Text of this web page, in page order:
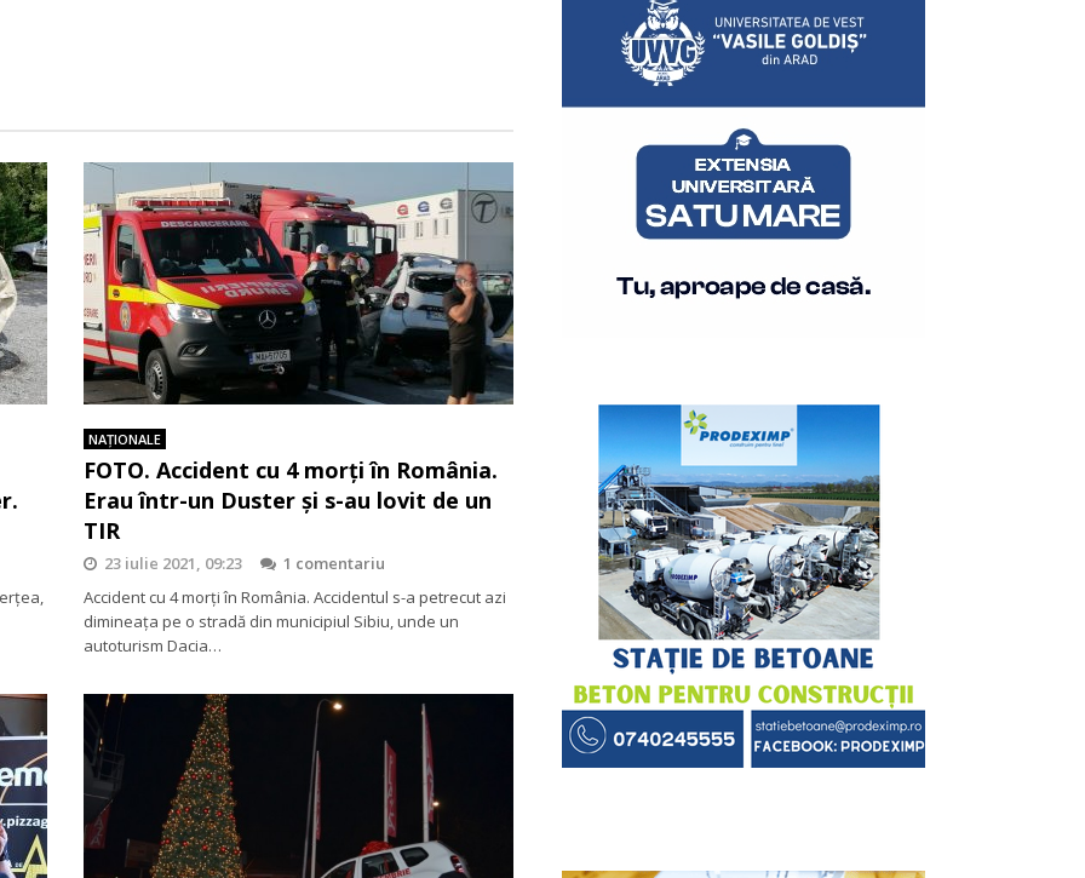
NAŢIONALE
FOTO. Accident cu 4 morţi în România.
Erau într-un Duster şi s-au lovit de un
TIR
23 iulie 2021, 09:23
1 comentariu
Accident cu 4 morţi în România. Accidentul s-a petrecut azi
dimineaţa pe o stradă din municipiul Sibiu, unde un
autoturism Dacia…